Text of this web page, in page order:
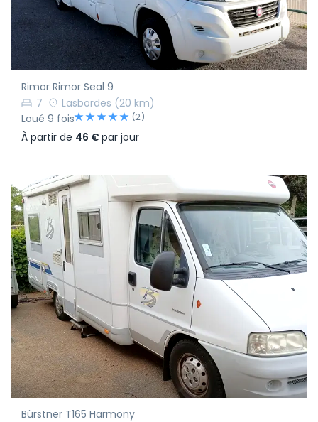
Rimor Rimor Seal 9
7
Lasbordes (20 km)
Loué 9 fois
(2)
À partir de 46 €par jour
Bürstner T165 Harmony